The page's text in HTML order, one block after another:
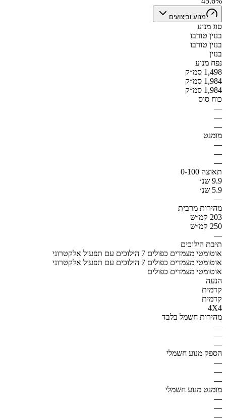
מנוע וביצועים
סוג מנוע
בנזין טורבו
בנזין טורבו
בנזין
נפח מנוע
1,498 סמ״ק
1,984 סמ״ק
1,984 סמ״ק
כוח סוס
—
—
—
מומנט
—
—
—
תאוצה 0-100
9.9 שנ׳
5.9 שנ׳
—
מהירות מרבית
203 קמ״ש
250 קמ״ש
—
תיבת הילוכים
אוטומטי מצמדים כפולים 7 הילוכים עם תפעול אלקטרוני
אוטומטי מצמדים כפולים 7 הילוכים עם תפעול אלקטרוני
אוטומטי מצמדים כפולים
הנעה
קדמית
קדמית
4X4
מהירות חשמל בלבד
—
—
—
הספק מנוע חשמלי
—
—
—
מומנט מנוע חשמלי
—
—
—